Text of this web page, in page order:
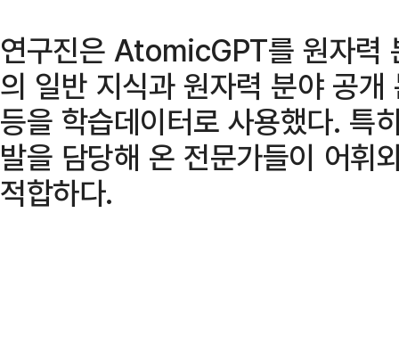
연구진은 AtomicGPT를 원자력
의 일반 지식과 원자력 분야 공
등을 학습데이터로 사용했다. 특
발을 담당해 온 전문가들이 어휘
적합하다.